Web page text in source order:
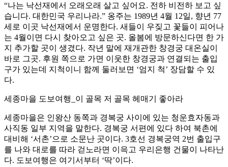
“나는 낙선재에서 오래오래 살고 싶어요. 전하 비전하 보고 싶
습니다. 대한민국 우리나라.” 옹주는 1989년 4월 12일, 향년 77
세로 이곳 낙선재에서 운명한다. 새들이 우짖고 꽃들이 피어나
는 4월이면 다시 찾아오고 싶은 곳. 올봄에 방문하신다면 한 가
지 추가할 곳이 생겼다. 작년 말에 재개관한 창경궁 대온실이
바로 그곳. 후원 쪽으로 가면 이웃한 창경궁과 연결되는 출입
구가 있는데 지척이니 함께 둘러보면 ‘엄지 척’ 장담할 수 있
다.
세종마을 도보여행_이 골목 저 골목 헤매기 좋아라
세종마을은 인왕산 동쪽과 경복궁 사이에 있는 청운효자동과
사직동 일부 지역을 말한다. 경복궁 서편에 있다 하여 북촌에
대비해 ‘서촌’으로 소문난 곳이다. 3호선 경복궁역 2번 출입구
를 나와 대로를 따라 걷노라면 이윽고 우리은행 건물이 나타난
다. 도보여행은 여기서부터 ‘딱’이다.